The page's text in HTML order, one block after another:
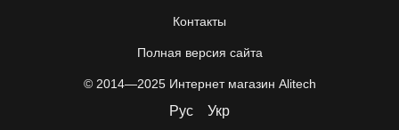
Контакты
Полная версия сайта
© 2014—2025 Интернет магазин Alitech
Рус Укр